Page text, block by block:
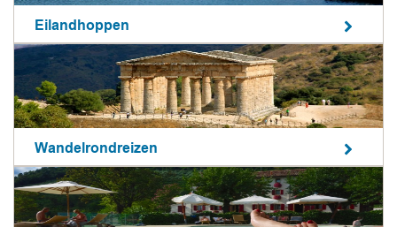
Eilandhoppen
Wandelrondreizen